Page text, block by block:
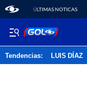
ÚLTIMAS NOTICAS
Tendencias: LUIS DÍAZ